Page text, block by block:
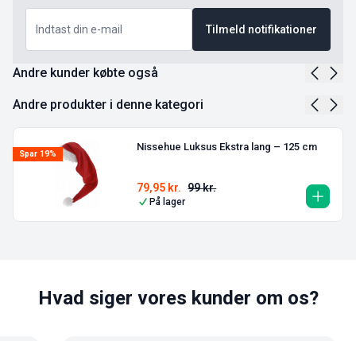
Tilmeld notifikationer
Andre kunder købte også
Andre produkter i denne kategori
Spar 19%
Nissehue Luksus Ekstra lang – 125 cm
99kr.
79,95 kr.
På lager
Hvad siger vores kunder om os?